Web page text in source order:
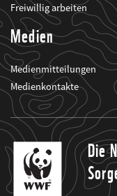
Freiwillig arbeiten
Medien
Medienmitteilungen
Medienkontakte
Die